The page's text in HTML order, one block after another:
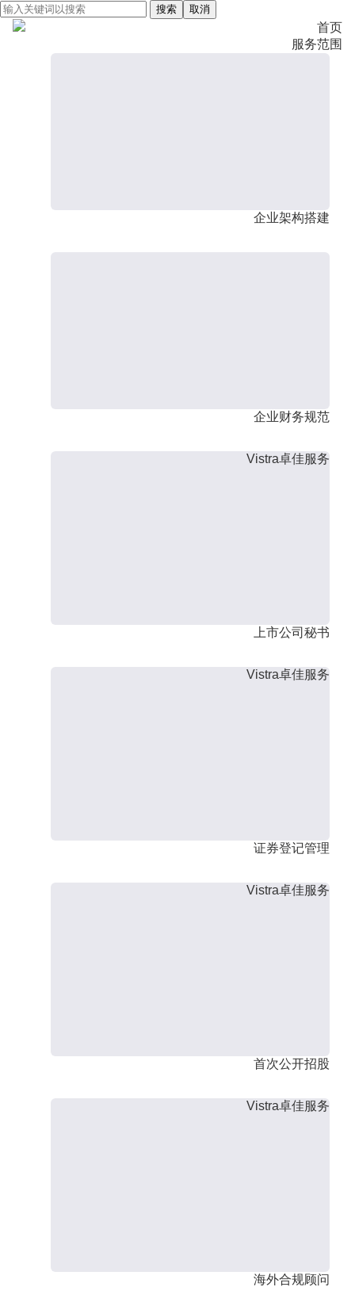
搜索 取消
首页
服务范围
企业架构搭建
企业财务规范
Vistra卓佳服务
上市公司秘书
Vistra卓佳服务
证券登记管理
Vistra卓佳服务
首次公开招股
Vistra卓佳服务
海外合规顾问